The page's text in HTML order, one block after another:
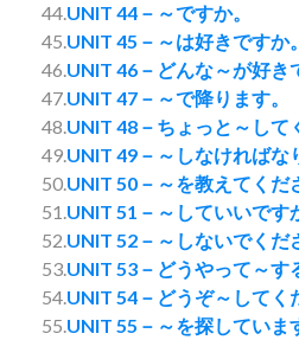
44.UNIT 44－～ですか。
45.UNIT 45－～は好きですか。
46.UNIT 46－どんな～が好き
47.UNIT 47－～で降ります。
48.UNIT 48－ちょっと～して
49.UNIT 49－～しなければな
50.UNIT 50－～を教えてくだ
51.UNIT 51－～していいです
52.UNIT 52－～しないでくだ
53.UNIT 53－どうやって～す
54.UNIT 54－どうぞ～してく
55.UNIT 55－～を探していま